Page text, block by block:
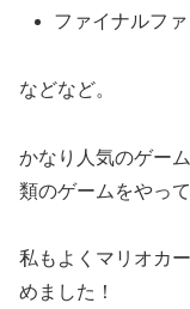
ファイナルフ
などなど。
かなり人気のゲー
類のゲームをやって
私もよくマリオカ
めました！